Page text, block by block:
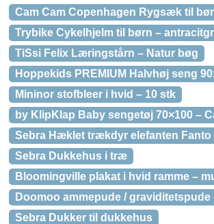
Cam Cam Copenhagen Rygsæk til
Trybike Cykelhjelm til børn –
TiSsi Felix Læringstårn – Natur bøg
Hoppekids PREMIUM Halvhøj seng
Mininor stofbleer i hvid – 10 stk
by KlipKlap Baby sengetøj 70×100 –
Sebra Hæklet trækdyr elefanten
Sebra Dukkehus i træ
Bloomingville plakat i hvid ramme –
Doomoo ammepude /
Sebra Dukker til dukkehus